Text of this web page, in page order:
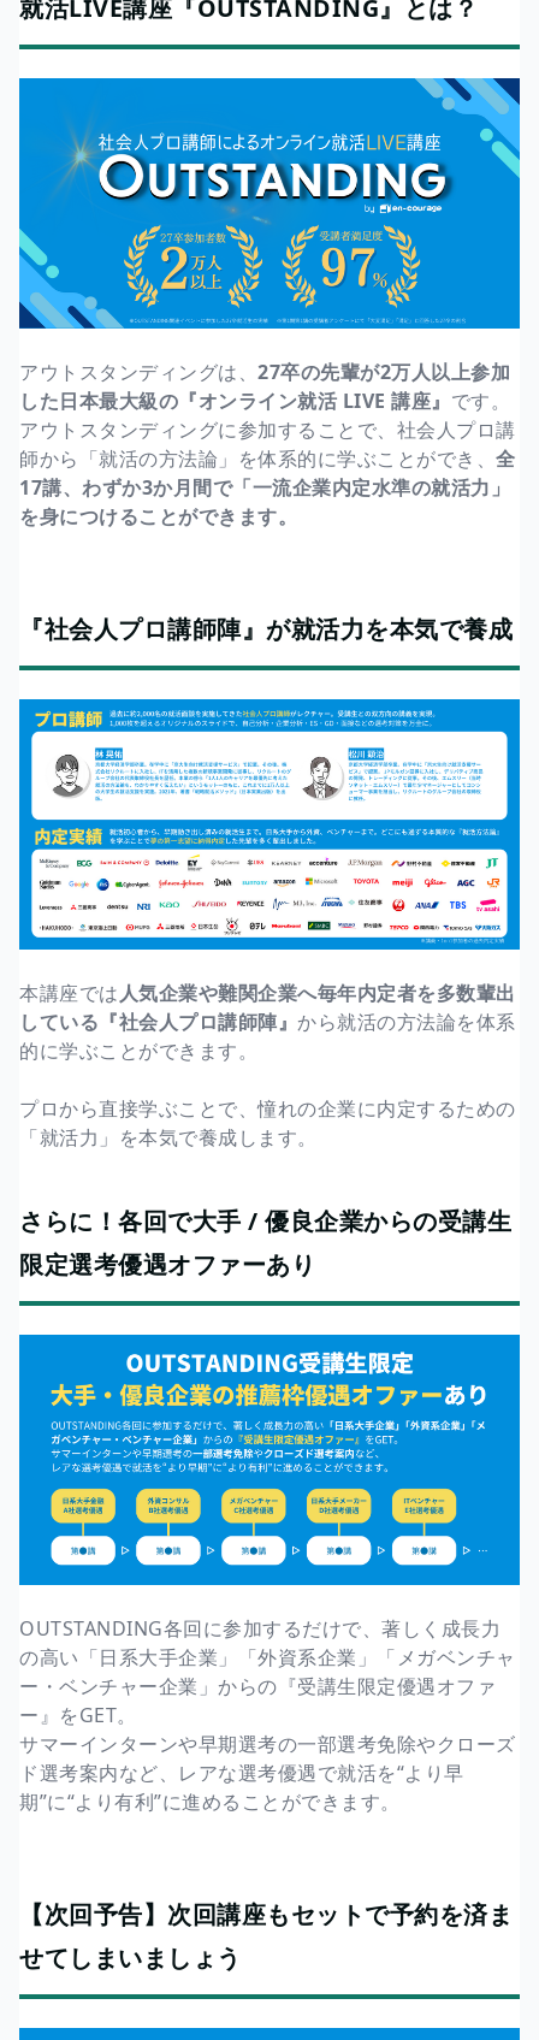
就活LIVE講座『OUTSTANDING』とは？
アウトスタンディングは、 27卒の先輩が2万人以上参加
した日本最大級の『オンライン就活 LIVE 講座』 です。
アウトスタンディングに参加することで、社会人プロ講
師から「就活の方法論」を体系的に学ぶことができ、 全
17講、わずか3か月間で「一流企業内定水準の就活力」
を身につけることができます。
『社会人プロ講師陣』が就活力を本気で養成
本講座では人気企業や難関企業へ毎年内定者を多数輩出
している『社会人プロ講師陣』 から就活の方法論を体系
的に学ぶことができます。
プロから直接学ぶことで、憧れの企業に内定するための
「就活力」を本気で養成します。
さらに！各回で大手 / 優良企業からの受講生
限定選考優遇オファーあり
OUTSTANDING各回に参加するだけで、著しく成長力
の高い「日系大手企業」「外資系企業」「メガベンチャ
ー・ベンチャー企業」からの『受講生限定優遇オファ
ー』をGET。
サマーインターンや早期選考の一部選考免除やクローズ
ド選考案内など、レアな選考優遇で就活を“より早
期”に“より有利”に進めることができます。
【次回予告】次回講座もセットで予約を済ま
せてしまいましょう